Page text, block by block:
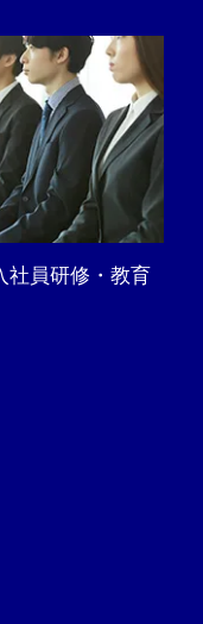
社員研修・教育